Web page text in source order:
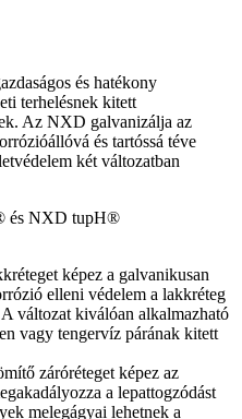
és hatékony
terhelésnek kitett
Az NXD galvanizálja az
és tartóssá téve
két változatban
és NXD tupH®
képez a galvanikusan
elleni védelem a lakkréteg
változat kiválóan alkalmazható
vagy tengervíz párának kitett
záróréteget képez az
a lepattogzódást
melegágyai lehetnek a